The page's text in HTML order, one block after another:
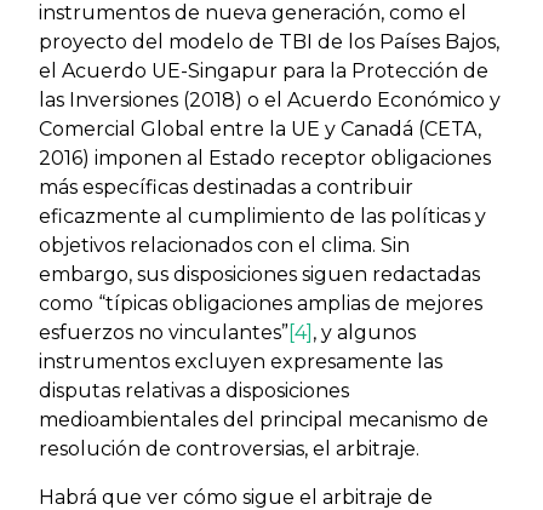
instrumentos de nueva generación, como el
proyecto del modelo de TBI de los Países Bajos,
el Acuerdo UE-Singapur para la Protección de
las Inversiones (2018) o el Acuerdo Económico y
Comercial Global entre la UE y Canadá (CETA,
2016) imponen al Estado receptor obligaciones
más específicas destinadas a contribuir
eficazmente al cumplimiento de las políticas y
objetivos relacionados con el clima. Sin
embargo, sus disposiciones siguen redactadas
como “típicas obligaciones amplias de mejores
esfuerzos no vinculantes”[4] , y algunos
instrumentos excluyen expresamente las
disputas relativas a disposiciones
medioambientales del principal mecanismo de
resolución de controversias, el arbitraje.
Habrá que ver cómo sigue el arbitraje de